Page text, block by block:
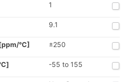
1
9.1
°C] ±250
-55 to 155